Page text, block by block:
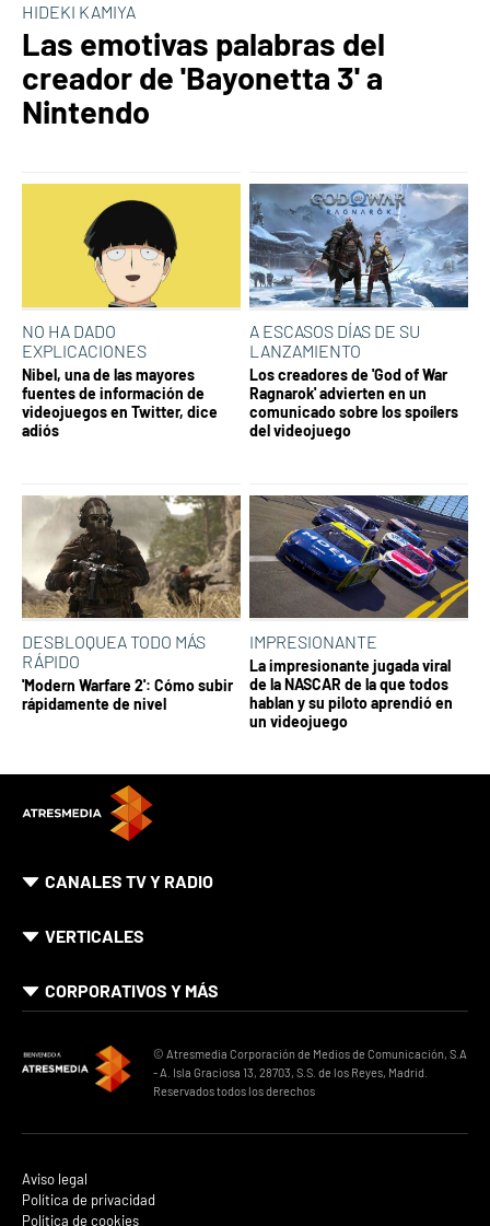
HIDEKI KAMIYA
Las emotivas palabras del
creador de 'Bayonetta 3' a
Nintendo
NO HA DADO
EXPLICACIONES
Nibel, una de las mayores
fuentes de información de
videojuegos en Twitter, dice
adiós
A ESCASOS DÍAS DE SU
LANZAMIENTO
Los creadores de 'God of War
Ragnarok' advierten en un
comunicado sobre los spoílers
del videojuego
DESBLOQUEA TODO MÁS
RÁPIDO
'Modern Warfare 2': Cómo subir
rápidamente de nivel
IMPRESIONANTE
La impresionante jugada viral
de la NASCAR de la que todos
hablan y su piloto aprendió en
un videojuego
CANALES TV Y RADIO
VERTICALES
CORPORATIVOS Y MÁS
© Atresmedia Corporación de Medios de Comunicación, S.A
- A. Isla Graciosa 13, 28703, S.S. de los Reyes, Madrid.
Reservados todos los derechos
Aviso legal
Política de privacidad
Política de cookies